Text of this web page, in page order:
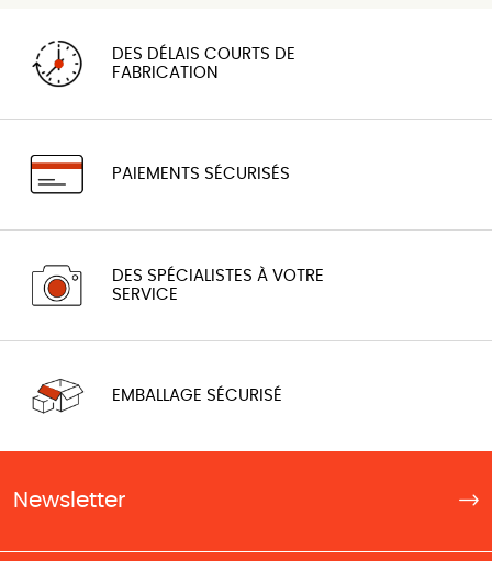
DES DÉLAIS COURTS DE
FABRICATION
PAIEMENTS SÉCURISÉS
DES SPÉCIALISTES À VOTRE
SERVICE
EMBALLAGE SÉCURISÉ
Newsletter